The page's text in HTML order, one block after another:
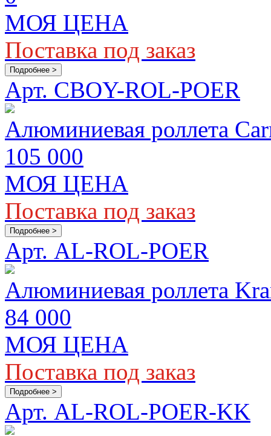
МОЯ ЦЕНА
Поставка под заказ
Подробнее >
Арт. CBOY-ROL-POER
Алюминиевая роллета
105 000
МОЯ ЦЕНА
Поставка под заказ
Подробнее >
Арт. AL-ROL-POER
Алюминиевая роллета
84 000
МОЯ ЦЕНА
Поставка под заказ
Подробнее >
Арт. AL-ROL-POER-KK